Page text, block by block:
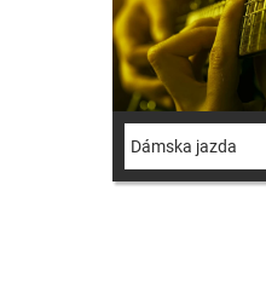
Dámska jazda